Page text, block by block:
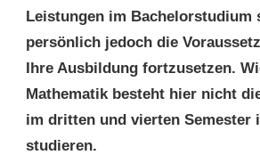
Leistungen im Bachelorstudium
persönlich jedoch die
Ihre Ausbildung fortzusetzen.
Mathematik besteht hier nicht
im dritten und vierten Semester
studieren.